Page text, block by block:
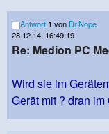
Antwort 1 von Dr.Nope
28.12.14, 16:49:19
Re: Medion PC
Wird sie im
Gerät mit ? dran im